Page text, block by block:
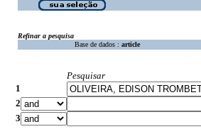
Refinar a pesquisa
Base de dados : article
Pesquisar
1
2
3